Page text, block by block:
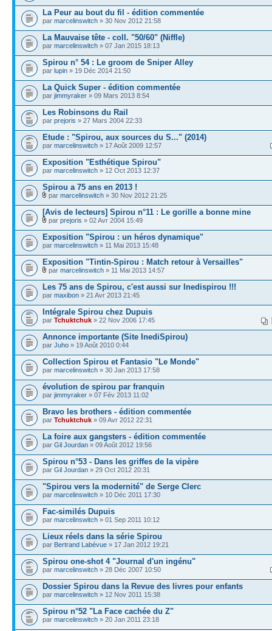
La Peur au bout du fil - édition commentée
par marcelinswitch » 30 Nov 2012 21:58
La Mauvaise tête - coll. "50/60" (Niffle)
par marcelinswitch » 07 Jan 2015 18:13
Spirou n° 54 : Le groom de Sniper Alley
par lupin » 19 Déc 2014 21:50
La Quick Super - édition commentée
par jimmyraker » 09 Mars 2013 8:54
Les Robinsons du Rail
par prejoris » 27 Mars 2004 22:33
Etude : "Spirou, aux sources du S..." (2014)
par marcelinswitch » 17 Août 2009 12:57
Exposition "Esthétique Spirou"
par marcelinswitch » 12 Oct 2013 12:37
Spirou a 75 ans en 2013 !
par marcelinswitch » 30 Nov 2012 21:25
[Avis de lecteurs] Spirou n°11 : Le gorille a bonne mine
par prejoris » 02 Avr 2004 15:49
Exposition "Spirou : un héros dynamique"
par marcelinswitch » 11 Mai 2013 15:48
Exposition "Tintin-Spirou : Match retour à Versailles"
par marcelinswitch » 11 Mai 2013 14:57
Les 75 ans de Spirou, c'est aussi sur Inedispirou !!!
par maxibon » 21 Avr 2013 21:45
Intégrale Spirou chez Dupuis
par Tchuktchuk » 22 Nov 2006 17:45
Annonce importante (Site InediSpirou)
par Juho » 19 Août 2010 0:44
Collection Spirou et Fantasio "Le Monde"
par marcelinswitch » 30 Jan 2013 17:58
évolution de spirou par franquin
par jimmyraker » 07 Fév 2013 11:02
Bravo les brothers - édition commentée
par Tchuktchuk » 09 Avr 2012 22:31
La foire aux gangsters - édition commentée
par Gil Jourdan » 09 Août 2012 19:56
Spirou n°53 - Dans les griffes de la vipère
par Gil Jourdan » 29 Oct 2012 20:31
"Spirou vers la modernité" de Serge Clerc
par marcelinswitch » 10 Déc 2011 17:30
Fac-similés Dupuis
par marcelinswitch » 01 Sep 2011 10:12
Lieux réels dans la série Spirou
par Bertrand Labévue » 17 Jan 2012 19:21
Spirou one-shot 4 "Journal d'un ingénu"
par marcelinswitch » 28 Déc 2007 10:50
Dossier Spirou dans la Revue des livres pour enfants
par marcelinswitch » 12 Nov 2011 15:38
Spirou n°52 "La Face cachée du Z"
par marcelinswitch » 20 Jan 2011 23:18